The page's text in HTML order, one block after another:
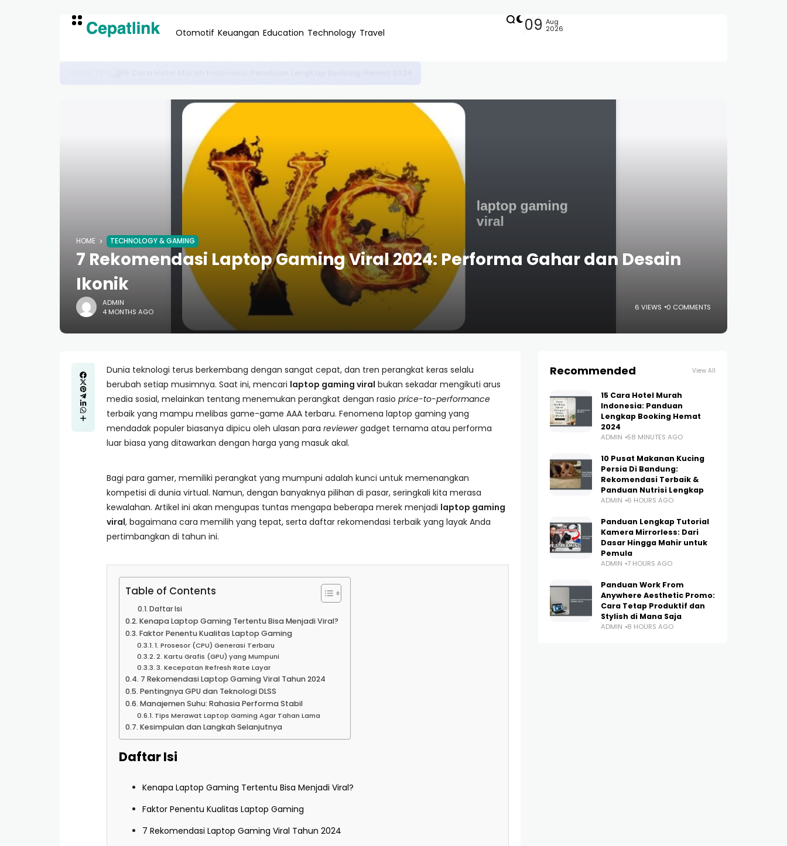
Otomotif Keuangan Education Technology Travel 09 Aug
2026
HOME TECHNOLOGY & GAMING
7 Rekomendasi Laptop Gaming Viral 2024: Performa Gahar dan Desain
Ikonik
ADMIN
4 MONTHS AGO
6 VIEWS 0 COMMENTS
Dunia teknologi terus berkembang dengan sangat cepat, dan tren perangkat keras selalu
berubah setiap musimnya. Saat ini, mencari laptop gaming viral bukan sekadar mengikuti arus
media sosial, melainkan tentang menemukan perangkat dengan rasio price-to-performance
terbaik yang mampu melibas game-game AAA terbaru. Fenomena laptop gaming yang
mendadak populer biasanya dipicu oleh ulasan para reviewergadget ternama atau performa
luar biasa yang ditawarkan dengan harga yang masuk akal.
Bagi para gamer, memiliki perangkat yang mumpuni adalah kunci untuk memenangkan
kompetisi di dunia virtual. Namun, dengan banyaknya pilihan di pasar, seringkali kita merasa
kewalahan. Artikel ini akan mengupas tuntas mengapa beberapa merek menjadi laptop gaming
viral, bagaimana cara memilih yang tepat, serta daftar rekomendasi terbaik yang layak Anda
pertimbangkan di tahun ini.
Table of Contents
Daftar Isi
Kenapa Laptop Gaming Tertentu Bisa Menjadi Viral?
Faktor Penentu Kualitas Laptop Gaming
1. Prosesor (CPU) Generasi Terbaru
2. Kartu Grafis (GPU) yang Mumpuni
3. Kecepatan Refresh Rate Layar
7 Rekomendasi Laptop Gaming Viral Tahun 2024
Pentingnya GPU dan Teknologi DLSS
Manajemen Suhu: Rahasia Performa Stabil
Tips Merawat Laptop Gaming Agar Tahan Lama
Kesimpulan dan Langkah Selanjutnya
Daftar Isi
Kenapa Laptop Gaming Tertentu Bisa Menjadi Viral?
Faktor Penentu Kualitas Laptop Gaming
7 Rekomendasi Laptop Gaming Viral Tahun 2024
Recommended View All
15 Cara Hotel Murah
Indonesia: Panduan
Lengkap Booking Hemat
2024
ADMIN 58 MINUTES AGO
10 Pusat Makanan Kucing
Persia Di Bandung:
Rekomendasi Terbaik &
Panduan Nutrisi Lengkap
ADMIN 6 HOURS AGO
Panduan Lengkap Tutorial
Kamera Mirrorless: Dari
Dasar Hingga Mahir untuk
Pemula
ADMIN 7 HOURS AGO
Panduan Work From
Anywhere Aesthetic Promo:
Cara Tetap Produktif dan
Stylish di Mana Saja
ADMIN 8 HOURS AGO